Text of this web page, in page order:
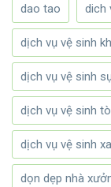
dao tao dich
dịch vụ vệ sinh
dịch vụ vệ sinh
dịch vụ vệ sinh
dịch vụ vệ sinh
dọn dẹp nhà